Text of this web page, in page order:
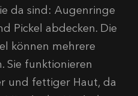
da sind: Augenringe
Pickel abdecken. Die
können mehrere
Sie funktionieren
und fettiger Haut, da